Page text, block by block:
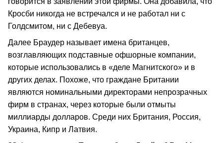
Кросби никогда не встречался и не работал ни с
Голдсмитом, ни с Дебевуа.
Далее Браудер называет имена британцев,
возглавляющих подставные офшорные компании,
которые использовались в «деле Магнитского» и в
других делах. Похоже, что граждане Британии
являются номинальными директорами непрозрачных
фирм в странах, через которые были отмыты
миллиарды долларов. Среди них Британия, Россия,
Украина, Кипр и Латвия.